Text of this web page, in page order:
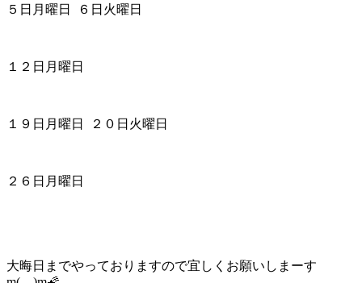
５日月曜日 ６日火曜日
１２日月曜日
１９日月曜日 ２０日火曜日
２６日月曜日
大晦日までやっておりますので宜しくお願いしまーす